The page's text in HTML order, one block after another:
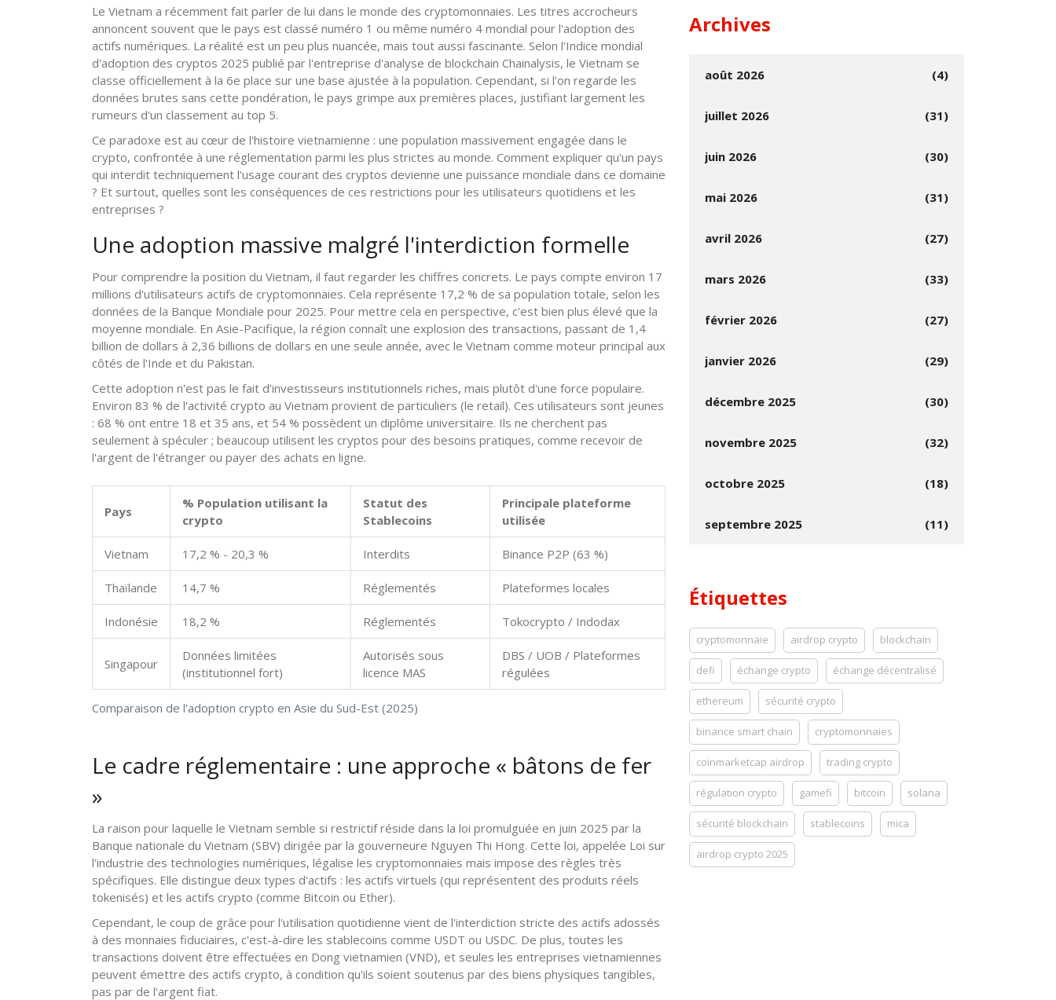
Le Vietnam a récemment fait parler de lui dans le monde des cryptomonnaies. Les titres accrocheurs
annoncent souvent que le pays est classé numéro 1 ou même numéro 4 mondial pour l'adoption des
actifs numériques. La réalité est un peu plus nuancée, mais tout aussi fascinante. Selon l'Indice mondial
d'adoption des cryptos 2025 publié par l'entreprise d'analyse de blockchain Chainalysis, le Vietnam se
classe officiellement à la 6e place sur une base ajustée à la population. Cependant, si l'on regarde les
données brutes sans cette pondération, le pays grimpe aux premières places, justifiant largement les
rumeurs d'un classement au top 5.
Ce paradoxe est au cœur de l'histoire vietnamienne : une population massivement engagée dans le
crypto, confrontée à une réglementation parmi les plus strictes au monde. Comment expliquer qu'un pays
qui interdit techniquement l'usage courant des cryptos devienne une puissance mondiale dans ce domaine
? Et surtout, quelles sont les conséquences de ces restrictions pour les utilisateurs quotidiens et les
entreprises ?
Une adoption massive malgré l'interdiction formelle
Pour comprendre la position du Vietnam, il faut regarder les chiffres concrets. Le pays compte environ 17
millions d'utilisateurs actifs de cryptomonnaies. Cela représente 17,2 % de sa population totale, selon les
données de la Banque Mondiale pour 2025. Pour mettre cela en perspective, c'est bien plus élevé que la
moyenne mondiale. En Asie-Pacifique, la région connaît une explosion des transactions, passant de 1,4
billion de dollars à 2,36 billions de dollars en une seule année, avec le Vietnam comme moteur principal aux
côtés de l'Inde et du Pakistan.
Cette adoption n'est pas le fait d'investisseurs institutionnels riches, mais plutôt d'une force populaire.
Environ 83 % de l'activité crypto au Vietnam provient de particuliers (le retail). Ces utilisateurs sont jeunes
: 68 % ont entre 18 et 35 ans, et 54 % possèdent un diplôme universitaire. Ils ne cherchent pas
seulement à spéculer ; beaucoup utilisent les cryptos pour des besoins pratiques, comme recevoir de
l'argent de l'étranger ou payer des achats en ligne.
Comparaison de l'adoption crypto en Asie du Sud-Est (2025)
Pays
% Population utilisant la
crypto
Statut des
Stablecoins
Principale plateforme
utilisée
Vietnam 17,2 % - 20,3 % Interdits Binance P2P (63 %)
Thaïlande 14,7 % Réglementés Plateformes locales
Indonésie 18,2 % Réglementés Tokocrypto / Indodax
Singapour
Données limitées
(institutionnel fort)
Autorisés sous
licence MAS
DBS / UOB / Plateformes
régulées
Le cadre réglementaire : une approche « bâtons de fer
»
La raison pour laquelle le Vietnam semble si restrictif réside dans la loi promulguée en juin 2025 par la
Banque nationale du Vietnam (SBV) dirigée par la gouverneure Nguyen Thi Hong. Cette loi, appelée Loi sur
l'industrie des technologies numériques, légalise les cryptomonnaies mais impose des règles très
spécifiques. Elle distingue deux types d'actifs : les actifs virtuels (qui représentent des produits réels
tokenisés) et les actifs crypto (comme Bitcoin ou Ether).
Cependant, le coup de grâce pour l'utilisation quotidienne vient de l'interdiction stricte des actifs adossés
à des monnaies fiduciaires, c'est-à-dire les stablecoins comme USDT ou USDC. De plus, toutes les
transactions doivent être effectuées en Dong vietnamien (VND), et seules les entreprises vietnamiennes
peuvent émettre des actifs crypto, à condition qu'ils soient soutenus par des biens physiques tangibles,
pas par de l'argent fiat.
Archives
août 2026 (4)
juillet 2026 (31)
juin 2026 (30)
mai 2026 (31)
avril 2026 (27)
mars 2026 (33)
février 2026 (27)
janvier 2026 (29)
décembre 2025 (30)
novembre 2025 (32)
octobre 2025 (18)
septembre 2025 (11)
Étiquettes
cryptomonnaie airdrop crypto blockchain
defi échange crypto échange décentralisé
ethereum sécurité crypto
binance smart chain cryptomonnaies
coinmarketcap airdrop trading crypto
régulation crypto gamefi bitcoin solana
sécurité blockchain stablecoins mica
airdrop crypto 2025